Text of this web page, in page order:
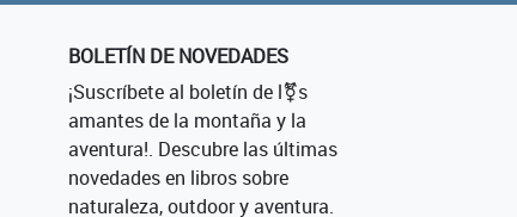
BOLETÍN DE NOVEDADES
¡Suscríbete al boletín de l⚧s
amantes de la montaña y la
aventura!. Descubre las últimas
novedades en libros sobre
naturaleza, outdoor y aventura.